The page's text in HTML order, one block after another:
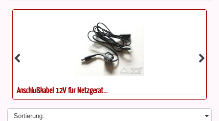
Anschlußkabel 12V für Netzgerät...
Sortierung: